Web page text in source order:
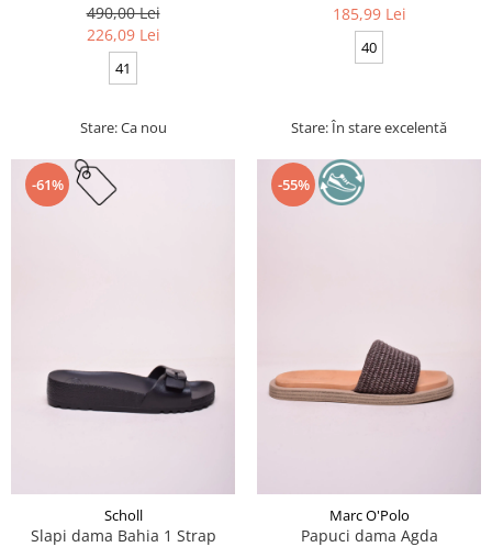
490,00 Lei
226,09 Lei
41
Stare: Ca nou
185,99 Lei
40
Stare: În stare excelentă
-61%
Scholl
Slapi dama Bahia 1 Strap
-55%
Marc O'Polo
Papuci dama Agda